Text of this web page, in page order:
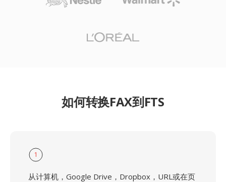
如何转换FAX到FTS
1
从计算机，Google Drive，Dropbox，URL或在页